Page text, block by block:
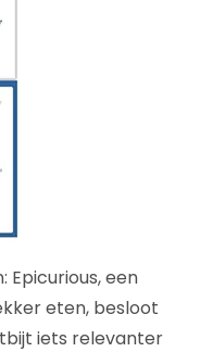
een
eten, besloot
iets relevanter